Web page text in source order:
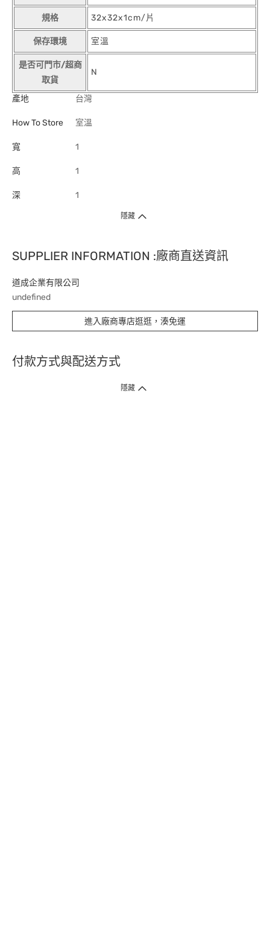
規格 32x32x1cm/片
保存環境 室溫
是否可門市/超商
取貨
N
產地 台灣
How To Store 室溫
寬 1
高 1
深 1
隱藏
SUPPLIER INFORMATION :廠商直送資訊
道成企業有限公司
undefined
進入廠商專店逛逛，湊免運
付款方式與配送方式
隱藏